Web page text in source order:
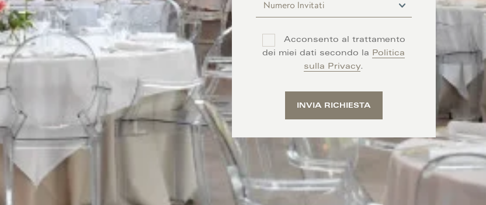
Acconsento al trattamento
dei miei dati secondo la Politica
sulla Privacy.
INVIA RICHIESTA